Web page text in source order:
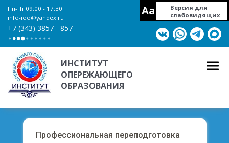
Пн-Пт 09:00 - 17:30
info-ioo@yandex.ru
+7 (343) 3857 - 857
Aa
Версия для
слабовидящих
ИНСТИТУТ
ОПЕРЕЖАЮЩЕГО
ОБРАЗОВАНИЯ
Профессиональная переподготовка